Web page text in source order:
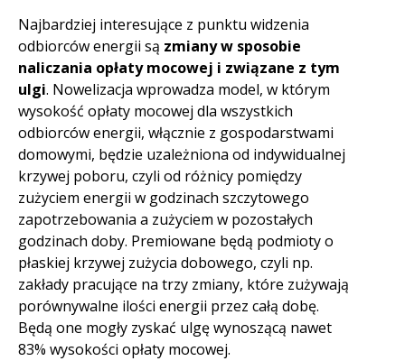
Najbardziej interesujące z punktu widzenia
odbiorców energii są zmiany w sposobie
naliczania opłaty mocowej i związane z tym
ulgi. Nowelizacja wprowadza model, w którym
wysokość opłaty mocowej dla wszystkich
odbiorców energii, włącznie z gospodarstwami
domowymi, będzie uzależniona od indywidualnej
krzywej poboru, czyli od różnicy pomiędzy
zużyciem energii w godzinach szczytowego
zapotrzebowania a zużyciem w pozostałych
godzinach doby. Premiowane będą podmioty o
płaskiej krzywej zużycia dobowego, czyli np.
zakłady pracujące na trzy zmiany, które zużywają
porównywalne ilości energii przez całą dobę.
Będą one mogły zyskać ulgę wynoszącą nawet
83% wysokości opłaty mocowej.